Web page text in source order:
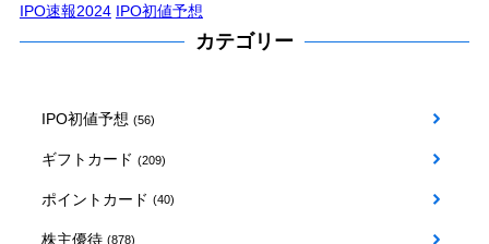
IPO速報2024 IPO初値予想
カテゴリー
IPO初値予想 (56)
ギフトカード (209)
ポイントカード (40)
株主優待 (878)